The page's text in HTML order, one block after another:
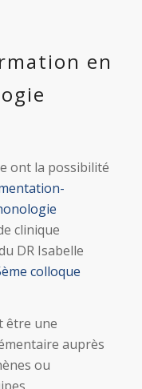
en
ont la possibilité
clinique
DR Isabelle
colloque
être une
auprès
ou